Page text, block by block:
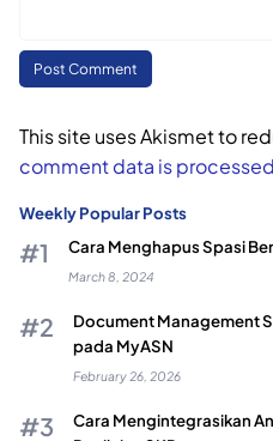
This site uses Akismet to
comment data is
Weekly Popular Posts
Cara Menghapus Spasi
March 8, 2024
Document Management
pada MyASN
February 26, 2026
Cara Mengintegrasikan